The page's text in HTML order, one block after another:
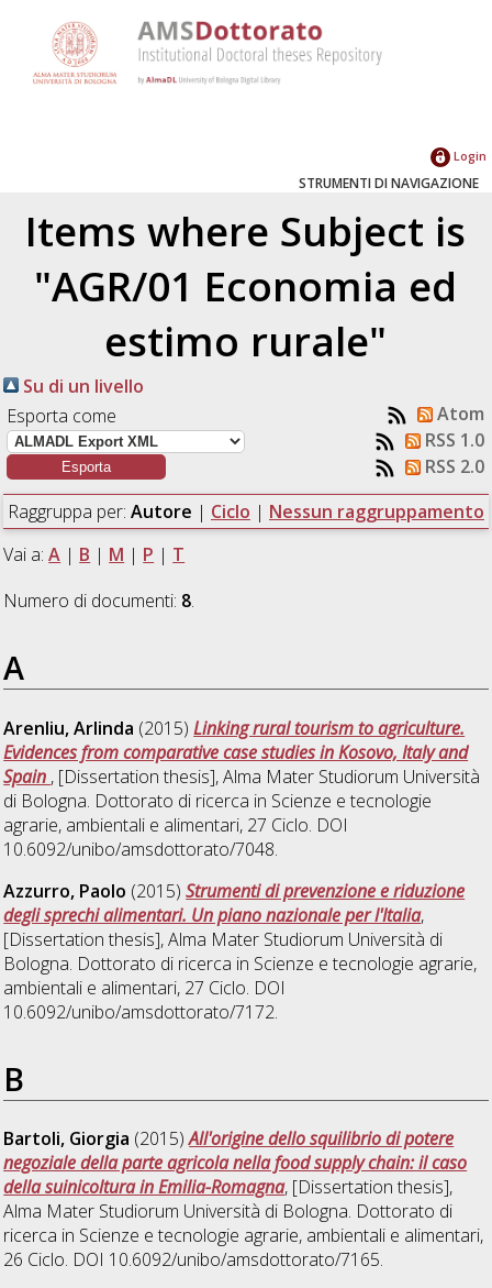
Login
STRUMENTI DI NAVIGAZIONE
Items where Subject is
"AGR/01 Economia ed
estimo rurale"
Su di un livello
Esporta come
Atom
RSS 1.0
RSS 2.0
Raggruppa per: Autore | Ciclo | Nessun raggruppamento
Vai a:A | B | M | P | T
Numero di documenti: 8.
A
Arenliu, Arlinda (2015)Linking rural tourism to agriculture.
Evidences from comparative case studies in Kosovo, Italy and
Spain , [Dissertation thesis], Alma Mater Studiorum Università
di Bologna. Dottorato di ricerca in Scienze e tecnologie
agrarie, ambientali e alimentari, 27 Ciclo. DOI
10.6092/unibo/amsdottorato/7048.
Azzurro, Paolo (2015)Strumenti di prevenzione e riduzione
degli sprechi alimentari. Un piano nazionale per l'Italia,
[Dissertation thesis], Alma Mater Studiorum Università di
Bologna. Dottorato di ricerca in Scienze e tecnologie agrarie,
ambientali e alimentari, 27 Ciclo. DOI
10.6092/unibo/amsdottorato/7172.
B
Bartoli, Giorgia (2015)All'origine dello squilibrio di potere
negoziale della parte agricola nella food supply chain: il caso
della suinicoltura in Emilia-Romagna, [Dissertation thesis],
Alma Mater Studiorum Università di Bologna. Dottorato di
ricerca in Scienze e tecnologie agrarie, ambientali e alimentari,
26 Ciclo. DOI 10.6092/unibo/amsdottorato/7165.